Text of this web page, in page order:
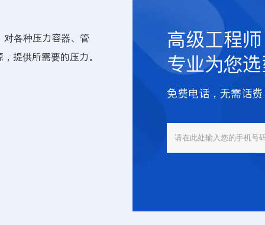
高级工程师
专业为您
免费电话，无需话
各种压力容器、管
提供所需要的压力。